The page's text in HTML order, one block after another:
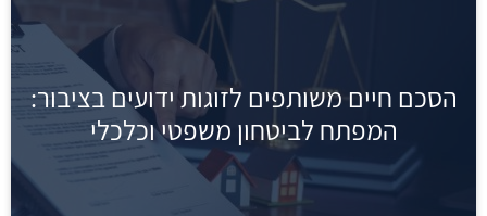
הסכם חיים משותפים לזוגות ידועים בציבור:
המפתח לביטחון משפטי וכלכלי